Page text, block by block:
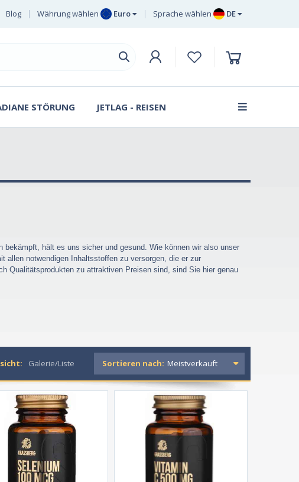
Blog Währung wählen Euro
Schwedische Krone
Dänische Krone
Sprache wählen DE
STÖRUNG JETLAG - REISEN
hält es uns sicher und gesund. Wie können wir also unser
allen notwendigen Inhaltsstoffen zu versorgen, die er zur
Qualitätsprodukten zu attraktiven Preisen sind, sind Sie hier genau
Galerie/Liste Sortieren nach: